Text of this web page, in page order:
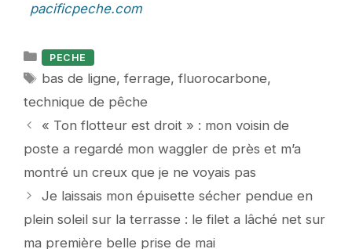
pacificpeche.com
Catégories
PECHE
Étiquettes
bas de ligne,ferrage,fluorocarbone,
technique de pêche
« Ton flotteur est droit » : mon voisin de
poste a regardé mon waggler de près et m’a
montré un creux que je ne voyais pas
Je laissais mon épuisette sécher pendue en
plein soleil sur la terrasse : le filet a lâché net sur
ma première belle prise de mai